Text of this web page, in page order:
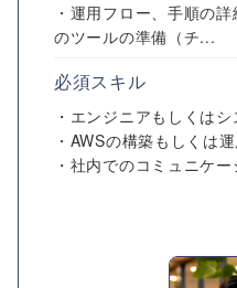
・運用フロー、手順の
のツールの準備（チ...
必須スキル
・エンジニアもしくは
・AWSの構築もしくは
・社内でのコミュニケ